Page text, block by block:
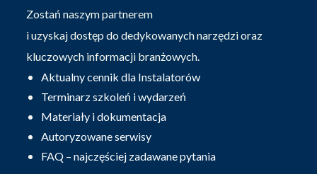
Zostań naszym partnerem
i uzyskaj dostęp do dedykowanych narzędzi oraz
kluczowych informacji branżowych.
Aktualny cennik dla Instalatorów
Terminarz szkoleń i wydarzeń
Materiały i dokumentacja
Autoryzowane serwisy
FAQ – najczęściej zadawane pytania